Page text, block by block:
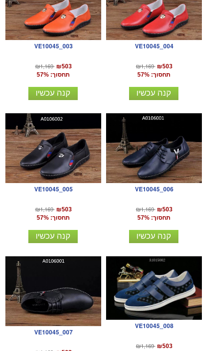
VE10045_003
₪1,169 ₪503
תחסוך: 57%
קנה עכשיו
VE10045_004
₪1,169 ₪503
תחסוך: 57%
קנה עכשיו
VE10045_005
₪1,169 ₪503
תחסוך: 57%
קנה עכשיו
VE10045_006
₪1,169 ₪503
תחסוך: 57%
קנה עכשיו
VE10045_007
VE10045_008
₪1,169 ₪503